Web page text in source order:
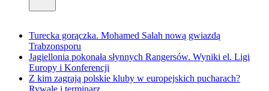
Turecka gorączka. Mohamed Salah nową gwiazdą
Trabzonsporu
Jagiellonia pokonała słynnych Rangersów. Wyniki el. Ligi
Europy i Konferencji
Z kim zagrają polskie kluby w europejskich pucharach?
Rywale i terminarz